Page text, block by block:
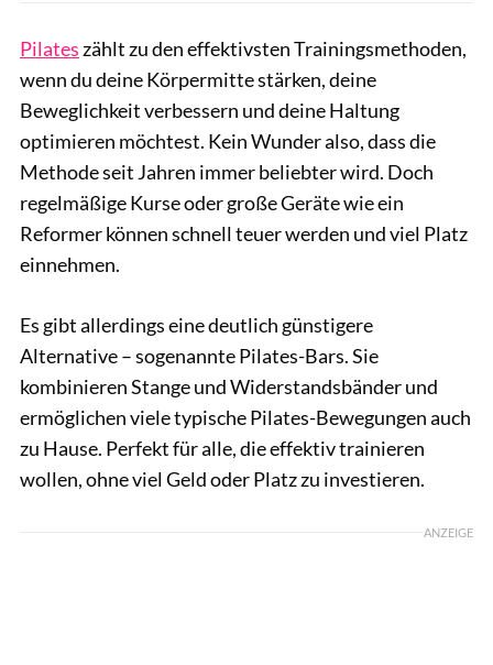
Pilateszählt zu den effektivsten Trainingsmethoden,
wenn du deine Körpermitte stärken, deine
Beweglichkeit verbessern und deine Haltung
optimieren möchtest. Kein Wunder also, dass die
Methode seit Jahren immer beliebter wird. Doch
regelmäßige Kurse oder große Geräte wie ein
Reformer können schnell teuer werden und viel Platz
einnehmen.
Es gibt allerdings eine deutlich günstigere
Alternative – sogenannte Pilates-Bars. Sie
kombinieren Stange und Widerstandsbänder und
ermöglichen viele typische Pilates-Bewegungen auch
zu Hause. Perfekt für alle, die effektiv trainieren
wollen, ohne viel Geld oder Platz zu investieren.
ANZEIGE